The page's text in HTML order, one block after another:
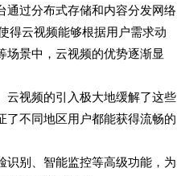
通过分布式存储和内容分发网络
得云视频能够根据用户需求动
场景中，云视频的优势逐渐显
云视频的引入极大地缓解了这些
了不同地区用户都能获得流畅的
识别、智能监控等高级功能，为